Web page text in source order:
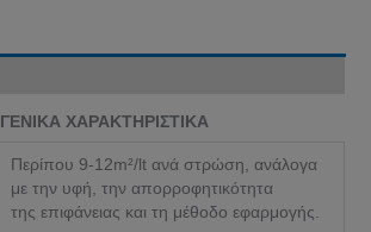
ΓΕΝΙΚΑ ΧΑΡΑΚΤΗΡΙΣΤΙΚΑ
Περίπου 9-12m²/lt ανά στρώση, ανάλογα
με την υφή, την απορροφητικότητα
της επιφάνειας και τη μέθοδο εφαρμογής.